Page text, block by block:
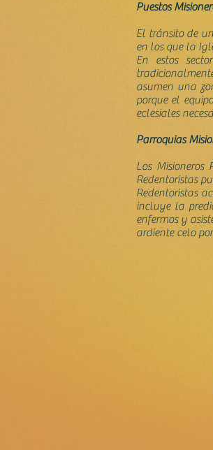
Puestos
El tránsito de
en los que la
En estos
asumen una
porque el
eclesiales
Parroquias
Los
Redentoristas
Redentoristas
incluye la
enfermos y
ardiente celo